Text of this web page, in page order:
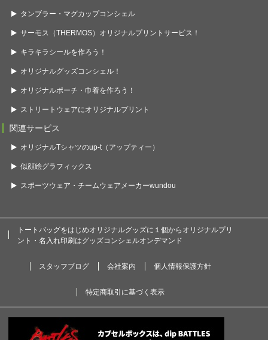
タンブラー・マグカップコンシェル
サーモス（THERMOS）オリジナルプリントサービス！
キラキラシールを作ろう！
オリジナルグッズコンシェル！
オリジナルポーチ・巾着を作ろう！
ストリートウェアにオリジナルプリント
関連サービス
オリジナルTシャツのup-t（アップティー）
似顔絵グラフィックス
スポーツウェア・チームウェアメーカーwundou
トートバッグをはじめオリジナルグッズに１個からオリジナルプリ
ント・名入れ印刷はグッズコンシェルオンデマンド
スタッフブログ 会社案内 個人情報保護方針
特定商取引に基づく表示